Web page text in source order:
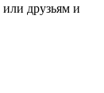
друзьям и